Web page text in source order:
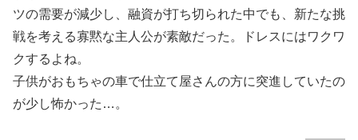
ツの需要が減少し、融資が打ち切られた中でも、新たな挑
戦を考える寡黙な主人公が素敵だった。ドレスにはワクワ
クするよね。
子供がおもちゃの車で仕立て屋さんの方に突進していたの
が少し怖かった…。